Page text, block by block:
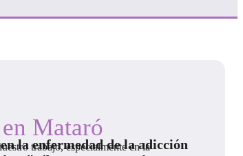
Mataró
la enfermedad de la adicción
trabajo, especialmente en la